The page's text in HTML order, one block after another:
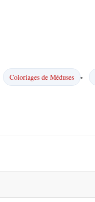
Coloriages de Méduses